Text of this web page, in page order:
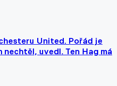
United. Pořád je
uvedl. Ten Hag má